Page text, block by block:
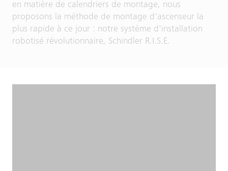
en matière de calendriers de montage, nous
proposons la méthode de montage d'ascenseur la
plus rapide à ce jour : notre système d'installation
robotisé révolutionnaire, Schindler R.I.S.E.